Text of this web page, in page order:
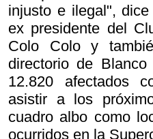
injusto e ilegal",
ex presidente del
Colo Colo y
directorio de
12.820 afectados
asistir a los
cuadro albo como
ocurridos en la